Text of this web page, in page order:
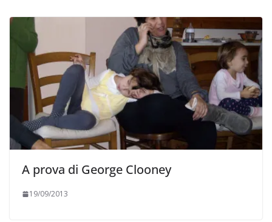
A prova di George Clooney
19/09/2013